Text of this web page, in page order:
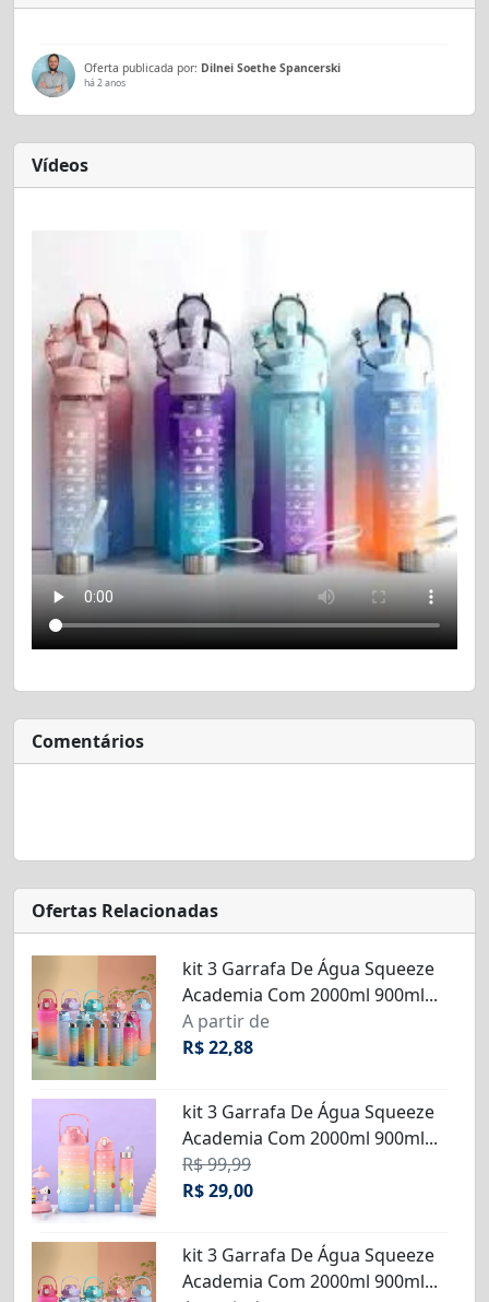
Oferta publicada por: Dilnei Soethe Spancerski
há 2 anos
Vídeos
Comentários
Ofertas Relacionadas
kit 3 Garrafa De Água Squeeze
Academia Com 2000ml 900ml...
A partir de
R$ 22,88
kit 3 Garrafa De Água Squeeze
Academia Com 2000ml 900ml...
R$ 99,99
R$ 29,00
kit 3 Garrafa De Água Squeeze
Academia Com 2000ml 900ml...